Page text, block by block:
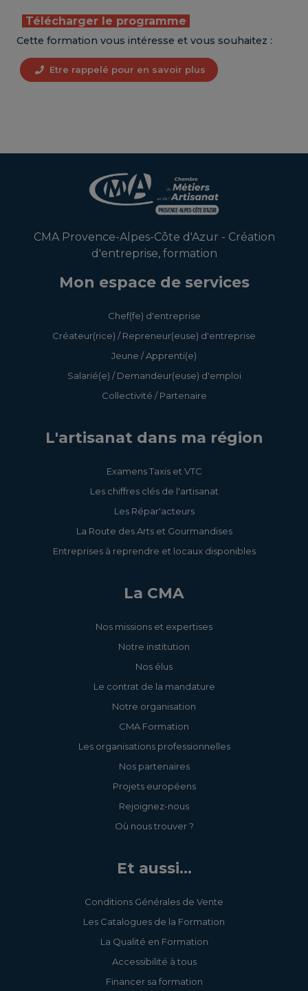
Télécharger le programme
Cette formation vous intéresse et vous souhaitez :
Etre rappelé pour en savoir plus
CMA Provence-Alpes-Côte d'Azur - Création
d'entreprise, formation
Mon espace de services
Chef(fe) d'entreprise
Créateur(rice) / Repreneur(euse) d'entreprise
Jeune / Apprenti(e)
Salarié(e) / Demandeur(euse) d'emploi
Collectivité / Partenaire
L'artisanat dans ma région
Examens Taxis et VTC
Les chiffres clés de l'artisanat
Les Répar'acteurs
La Route des Arts et Gourmandises
Entreprises à reprendre et locaux disponibles
La CMA
Nos missions et expertises
Notre institution
Nos élus
Le contrat de la mandature
Notre organisation
CMA Formation
Les organisations professionnelles
Nos partenaires
Projets européens
Rejoignez-nous
Où nous trouver ?
Et aussi...
Conditions Générales de Vente
Les Catalogues de la Formation
La Qualité en Formation
Accessibilité à tous
Financer sa formation